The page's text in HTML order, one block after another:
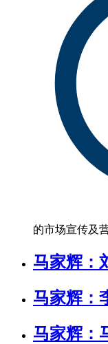
的市场宣传及
马家辉：
马家辉：
马家辉：